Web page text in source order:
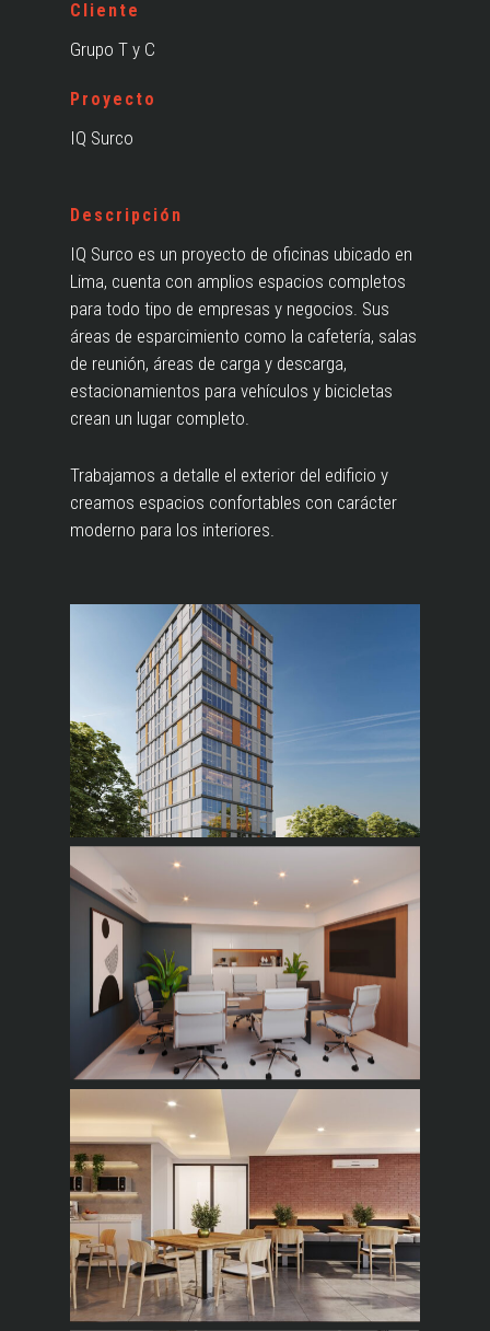
Cliente
Grupo T y C
Proyecto
IQ Surco
Descripción
IQ Surco es un proyecto de oficinas ubicado en
Lima, cuenta con amplios espacios completos
para todo tipo de empresas y negocios. Sus
áreas de esparcimiento como la cafetería, salas
de reunión, áreas de carga y descarga,
estacionamientos para vehículos y bicicletas
crean un lugar completo.
Trabajamos a detalle el exterior del edificio y
creamos espacios confortables con carácter
moderno para los interiores.